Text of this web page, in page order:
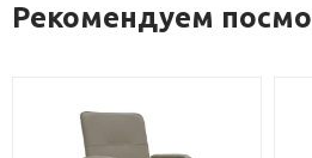
Рекомендуем